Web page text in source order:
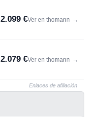
2.099 €Ver en thomann →
2.079 €Ver en thomann →
Enlaces de afiliación